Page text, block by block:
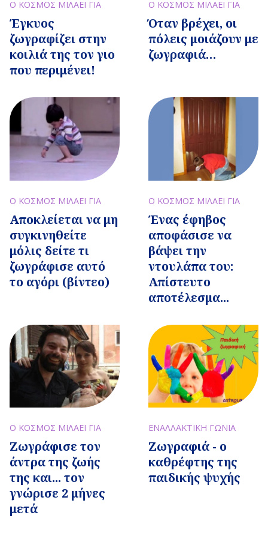
Ο ΚΟΣΜΟΣ ΜΙΛΑΕΙ ΓΙΑ
Έγκυος
ζωγραφίζει στην
κοιλιά της τον γιο
που περιμένει!
Ο ΚΟΣΜΟΣ ΜΙΛΑΕΙ ΓΙΑ
Όταν βρέχει, οι
πόλεις μοιάζουν με
ζωγραφιά…
Ο ΚΟΣΜΟΣ ΜΙΛΑΕΙ ΓΙΑ
Αποκλείεται να μη
συγκινηθείτε
μόλις δείτε τι
ζωγράφισε αυτό
το αγόρι (βίντεο)
Ο ΚΟΣΜΟΣ ΜΙΛΑΕΙ ΓΙΑ
Ένας έφηβος
αποφάσισε να
βάψει την
ντουλάπα του:
Απίστευτο
αποτέλεσμα...
Ο ΚΟΣΜΟΣ ΜΙΛΑΕΙ ΓΙΑ
Ζωγράφισε τον
άντρα της ζωής
της και... τον
γνώρισε 2 μήνες
μετά
ΕΝΑΛΛΑΚΤΙΚΗ ΓΩΝΙΑ
Ζωγραφιά - ο
καθρέφτης της
παιδικής ψυχής